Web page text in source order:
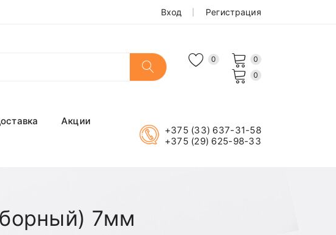
Вход Регистрация
0
0
0
Акции
+375 (33) 637-31-58
+375 (29) 625-98-33
7мм